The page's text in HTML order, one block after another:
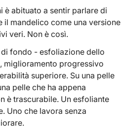
è abituato a sentir parlare di
mandelico come una versione
veri. Non è così.
fondo - esfoliazione dello
miglioramento progressivo
superiore. Su una pelle
pelle che ha appena
è trascurabile. Un esfoliante
Uno che lavora senza